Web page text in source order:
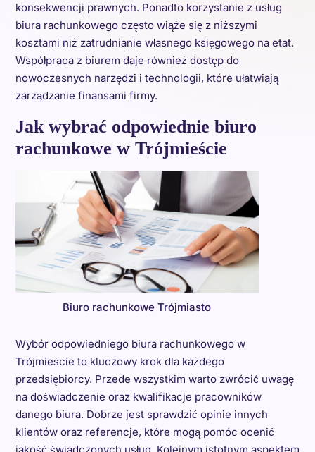
konsekwencji prawnych. Ponadto korzystanie z usług
biura rachunkowego często wiąże się z niższymi
kosztami niż zatrudnianie własnego księgowego na etat.
Współpraca z biurem daje również dostęp do
nowoczesnych narzędzi i technologii, które ułatwiają
zarządzanie finansami firmy.
Jak wybrać odpowiednie biuro
rachunkowe w Trójmieście
Biuro rachunkowe Trójmiasto
Wybór odpowiedniego biura rachunkowego w
Trójmieście to kluczowy krok dla każdego
przedsiębiorcy. Przede wszystkim warto zwrócić uwagę
na doświadczenie oraz kwalifikacje pracowników
danego biura. Dobrze jest sprawdzić opinie innych
klientów oraz referencje, które mogą pomóc ocenić